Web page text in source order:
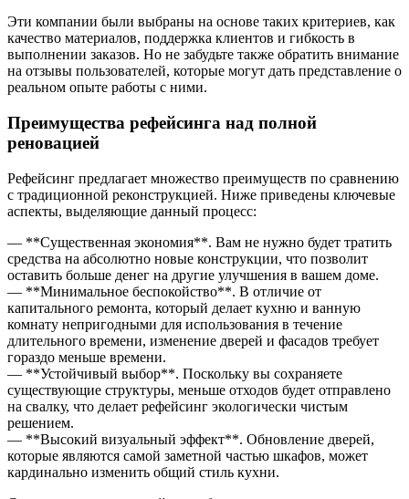
Эти компании были выбраны на основе таких критериев, как
качество материалов, поддержка клиентов и гибкость в
выполнении заказов. Но не забудьте также обратить внимание
на отзывы пользователей, которые могут дать представление о
реальном опыте работы с ними.
Преимущества рефейсинга над полной
реновацией
Рефейсинг предлагает множество преимуществ по сравнению
с традиционной реконструкцией. Ниже приведены ключевые
аспекты, выделяющие данный процесс:
— **Существенная экономия**. Вам не нужно будет тратить
средства на абсолютно новые конструкции, что позволит
оставить больше денег на другие улучшения в вашем доме.
— **Минимальное беспокойство**. В отличие от
капитального ремонта, который делает кухню и ванную
комнату непригодными для использования в течение
длительного времени, изменение дверей и фасадов требует
гораздо меньше времени.
— **Устойчивый выбор**. Поскольку вы сохраняете
существующие структуры, меньше отходов будет отправлено
на свалку, что делает рефейсинг экологически чистым
решением.
— **Высокий визуальный эффект**. Обновление дверей,
которые являются самой заметной частью шкафов, может
кардинально изменить общий стиль кухни.